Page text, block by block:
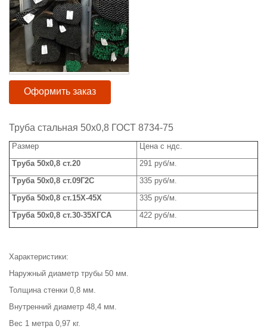
Оформить заказ
Труба стальная 50x0,8 ГОСТ 8734-75
Размер
Цена с ндс.
Труба 50x0,8 ст.20
291 руб/м.
Труба 50x0,8 ст.09Г2С
335 руб/м.
Труба 50x0,8 ст.15Х-45Х
335 руб/м.
Труба 50x0,8 ст.30-35ХГСА 422 руб/м.
Характеристики:
Наружный диаметр трубы 50 мм.
Толщина стенки 0,8 мм.
Внутренний диаметр 48,4 мм.
Вес 1 метра 0,97 кг.